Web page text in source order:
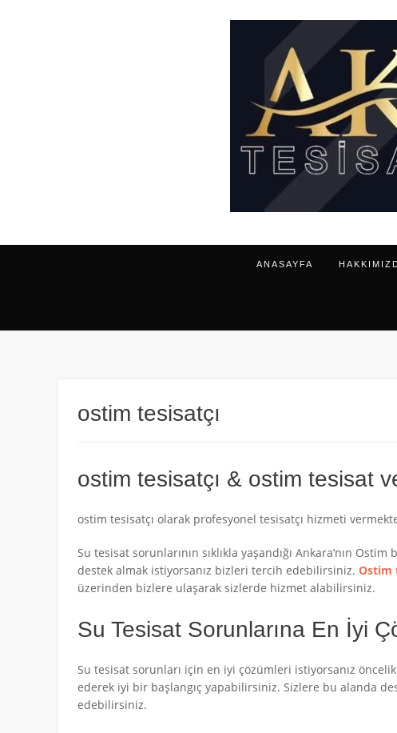
ANASAYFA
ostim tesisatçı
ostim tesisatçı & ostim tesisat
ostim tesisatçı olarak profesyonel tesisatçı hizmeti
Su tesisat sorunlarının sıklıkla yaşandığı Ankara’nın
destek almak istiyorsanız bizleri tercih edebilirsiniz. Ostim
üzerinden bizlere ulaşarak sizlerde hizmet alabilirsiniz.
Su Tesisat Sorunlarına En İyi
Su tesisat sorunları için en iyi çözümleri istiyorsanız
ederek iyi bir başlangıç yapabilirsiniz. Sizlere bu alanda
edebilirsiniz.